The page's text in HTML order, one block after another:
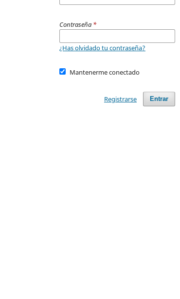
Contraseña *
¿Has olvidado tu contraseña?
Mantenerme conectado
Entrar
Registrarse